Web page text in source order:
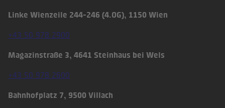
Linke Wienzeile 244-246 (4.OG), 1150 Wien
+43 50 978 2900
Magazinstraße 3, 4641 Steinhaus bei Wels
+43 50 978 2600
Bahnhofplatz 7, 9500 Villach